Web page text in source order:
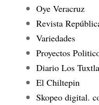
Oye Veracruz
Revista
Variedades
Proyectos
Diario Los
El Chiltepin
Skopeo digital.